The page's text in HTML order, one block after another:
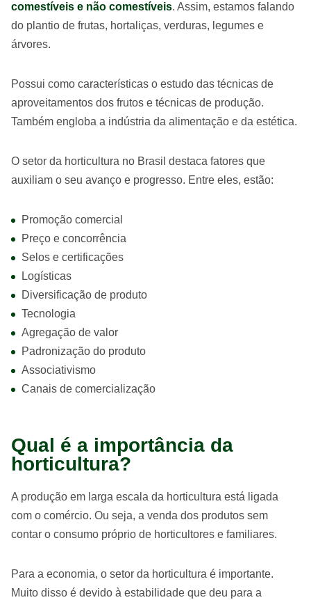
comestíveis e não comestíveis. Assim, estamos falando
do plantio de frutas, hortaliças, verduras, legumes e
árvores.
Possui como características o estudo das técnicas de
aproveitamentos dos frutos e técnicas de produção.
Também engloba a indústria da alimentação e da estética.
O setor da horticultura no Brasil destaca fatores que
auxiliam o seu avanço e progresso. Entre eles, estão:
Promoção comercial
Preço e concorrência
Selos e certificações
Logísticas
Diversificação de produto
Tecnologia
Agregação de valor
Padronização do produto
Associativismo
Canais de comercialização
Qual é a importância da
horticultura?
A produção em larga escala da horticultura está ligada
com o comércio. Ou seja, a venda dos produtos sem
contar o consumo próprio de horticultores e familiares.
Para a economia, o setor da horticultura é importante.
Muito disso é devido à estabilidade que deu para a